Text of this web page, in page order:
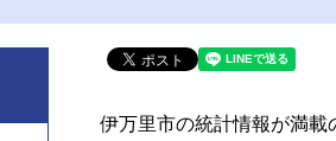
伊万里市の統計情報が満